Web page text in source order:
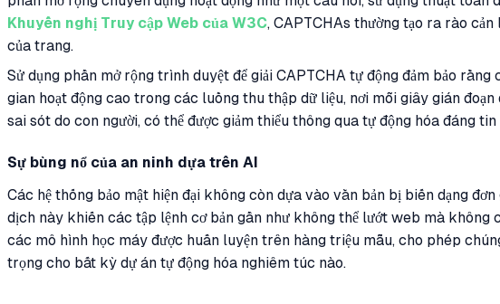
Khuyến nghị Truy cập Web của W3C, CAPTCHAs thường tạo ra rào
của trang.
Sử dụng phần mở rộng trình duyệt để giải CAPTCHA tự động đảm bảo
gian hoạt động cao trong các luồng thu thập dữ liệu, nơi mỗi giây gián
sai sót do con người, có thể được giảm thiểu thông qua tự động hóa đáng tin
Sự bùng nổ của an ninh dựa trên AI
Các hệ thống bảo mật hiện đại không còn dựa vào văn bản bị biến dạng
dịch này khiến các tập lệnh cơ bản gần như không thể lướt web mà
các mô hình học máy được huấn luyện trên hàng triệu mẫu, cho phép
trọng cho bất kỳ dự án tự động hóa nghiêm túc nào.